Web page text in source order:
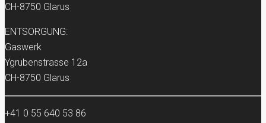
CH-8750 Glarus
ENTSORGUNG:
Gaswerk
Ygrubenstrasse 12a
CH-8750 Glarus
+41 0 55 640 53 86